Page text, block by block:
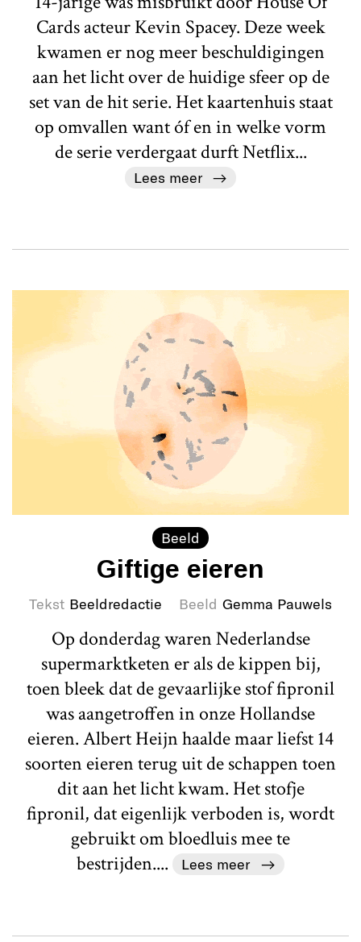
Cards acteur Kevin Spacey. Deze week
kwamen er nog meer beschuldigingen
aan het licht over de huidige sfeer op de
set van de hit serie. Het kaartenhuis staat
op omvallen want óf en in welke vorm
de serie verdergaat durft Netflix...
Lees meer
Beeld
Giftige eieren
Tekst Beeldredactie Beeld Gemma Pauwels
Op donderdag waren Nederlandse
supermarktketen er als de kippen bij,
toen bleek dat de gevaarlijke stof fipronil
was aangetroffen in onze Hollandse
eieren. Albert Heijn haalde maar liefst 14
soorten eieren terug uit de schappen toen
dit aan het licht kwam. Het stofje
fipronil, dat eigenlijk verboden is, wordt
gebruikt om bloedluis mee te
bestrijden....
Lees meer